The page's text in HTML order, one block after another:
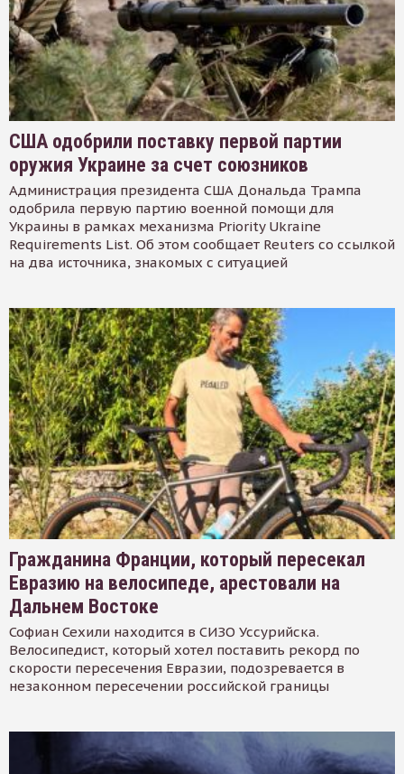
США одобрили поставку первой партии
оружия Украине за счет союзников
Администрация президента США Дональда Трампа
одобрила первую партию военной помощи для
Украины в рамках механизма Priority Ukraine
Requirements List. Об этом сообщает Reuters со ссылкой
на два источника, знакомых с ситуацией
Гражданина Франции, который пересекал
Евразию на велосипеде, арестовали на
Дальнем Востоке
Софиан Сехили находится в СИЗО Уссурийска.
Велосипедист, который хотел поставить рекорд по
скорости пересечения Евразии, подозревается в
незаконном пересечении российской границы